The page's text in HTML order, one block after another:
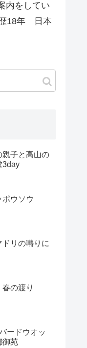
内をしてい
18年 日本
親子と高山の
ウソウ
リの囀りに
春の渡り
ードウオッ
苑